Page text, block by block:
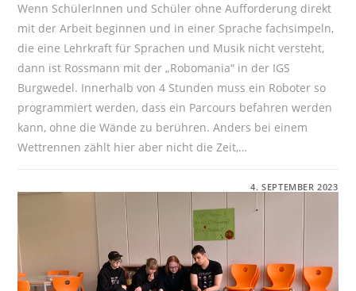
Wenn SchülerInnen und Schüler ohne Aufforderung direkt
mit der Arbeit beginnen und in einer Sprache fachsimpeln,
die eine Lehrkraft für Sprachen und Musik nicht versteht,
dann ist Rossmann mit der „Robomania“ in der IGS
Burgwedel. Innerhalb von 4 Stunden muss ein Roboter so
programmiert werden, dass ein Parcours befahren werden
kann, ohne die Wände zu berühren. Anders bei einem
Wettrennen zählt hier aber nicht die Zeit,…
ROBOMANIA
4. SEPTEMBER 2023